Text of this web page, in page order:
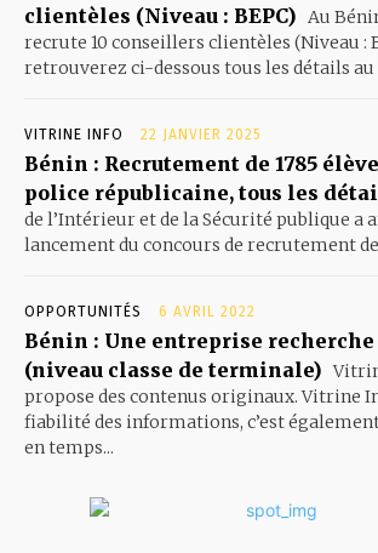
clientèles (Niveau : BEPC) Au
recrute 10 conseillers clientèles (Niveau :
retrouverez ci-dessous tous les détails au
VITRINE INFO 22 JANVIER 2025
Bénin : Recrutement de 1785
police républicaine, tous les
de l’Intérieur et de la Sécurité publique a
lancement du concours de recrutement de
OPPORTUNITÉS 6 AVRIL 2022
Bénin : Une entreprise
(niveau classe de terminale)
propose des contenus originaux. Vitrine
fiabilité des informations, c’est
en temps...